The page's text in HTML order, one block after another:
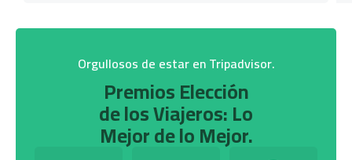
Orgullosos de estar en Tripadvisor.
Premios Elección
de los Viajeros: Lo
Mejor de lo Mejor.